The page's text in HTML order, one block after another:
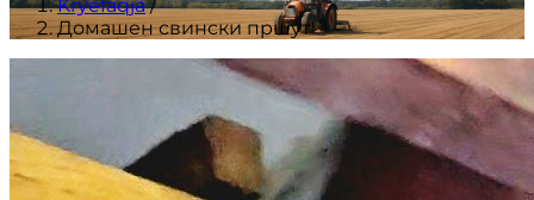
Kryefaqja/
Домашен свински пршут